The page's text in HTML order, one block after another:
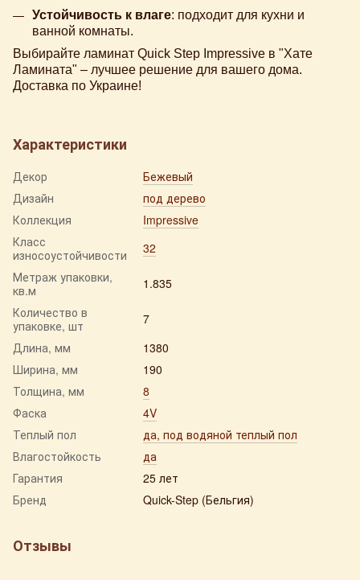
Устойчивость к влаге: подходит для кухни и
ванной комнаты.
Выбирайте ламинат Quick Step Impressive в "Хате
Ламината" – лучшее решение для вашего дома.
Доставка по Украине!
Характеристики
Декор
Бежевый
Дизайн
под дерево
Коллекция
Impressive
Класс
износоустойчивости
32
Метраж упаковки,
кв.м
1.835
Количество в
упаковке, шт
7
Длина, мм
1380
Ширина, мм
190
Толщина, мм
8
Фаска
4V
Теплый пол
да, под водяной теплый пол
Влагостойкость
да
Гарантия
25 лет
Бренд
Quick-Step (Бельгия)
Отзывы